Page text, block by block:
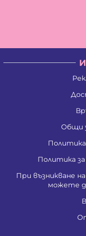
Общи
Политика за
При възникване
можете